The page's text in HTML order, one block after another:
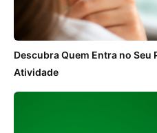
Descubra Quem Entra no Seu
Atividade